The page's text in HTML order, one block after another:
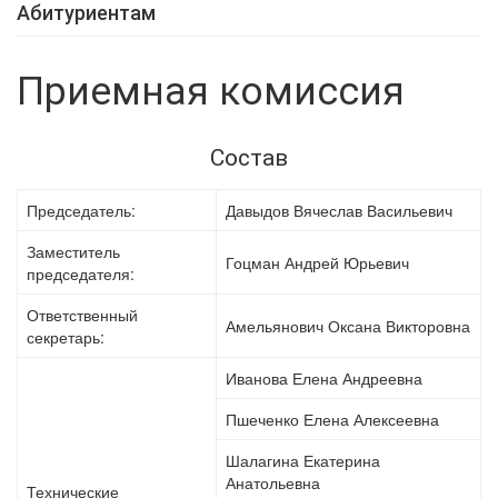
Абитуриентам
Приемная комиссия
Состав
Председатель:
Давыдов Вячеслав Васильевич
Заместитель
председателя:
Гоцман Андрей Юрьевич
Ответственный
секретарь:
Амельянович Оксана Викторовна
Технические
Иванова Елена Андреевна
Пшеченко Елена Алексеевна
Шалагина Екатерина
Анатольевна